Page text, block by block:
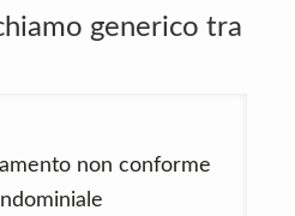
generico tra
non conforme